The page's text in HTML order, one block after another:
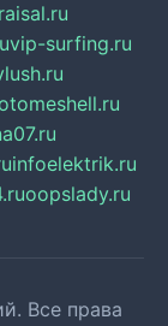
vip-surfing.ru
infoelektrik.ru
oopslady.ru
Все права